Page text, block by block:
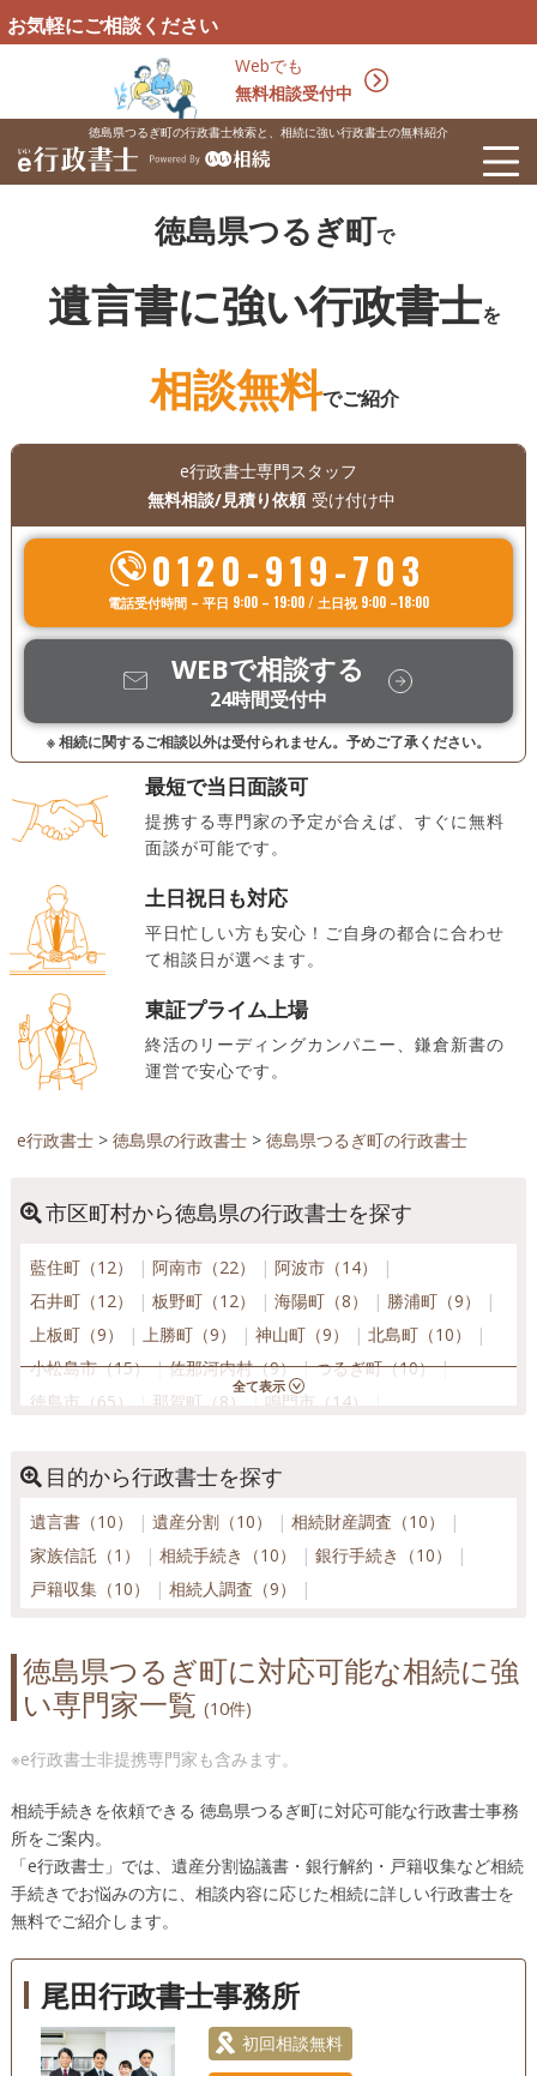
Webでも
無料相談受付中
ください
徳島県つるぎ町の行政書士検索と、相続に強い行政書士の無料紹介
徳島県つるぎ町で
遺言書に強い行政書士を
相談無料でご紹介
e行政書士専門スタッフ
無料相談/見積り依頼 受け付け中
0120-919-703
電話受付時間 – 平日 9:00 – 19:00 / 土日祝 9:00 –18:00
WEBで相談する
24時間受付中
※ 相続に関するご相談以外は受付られません。予めご了承ください。
最短で当日面談可
提携する専門家の予定が合えば、すぐに無料
面談が可能です。
土日祝日も対応
平日忙しい方も安心！ご自身の都合に合わせ
て相談日が選べます。
東証プライム上場
終活のリーディングカンパニー、鎌倉新書の
運営で安心です。
e行政書士> 徳島県の行政書士> 徳島県つるぎ町の行政書士
市区町村から徳島県の行政書士を探す
藍住町（12） 阿南市（22）
阿波市（14）
石井町（12）
板野町（12） 海陽町（8）
勝浦町（9）
上板町（9）
上勝町（9） 神山町（9）
北島町（10）
小松島市（15）
佐那河内村（9）
つるぎ町（10）
徳島市（65）
那賀町（8）
鳴門市（14）
美馬市（14）
三好市（9）
牟岐町（8）
目的から行政書士を探す
遺言書（10） 遺産分割（10）
相続財産調査（10）
家族信託（1）
相続手続き（10）
銀行手続き（10）
戸籍収集（10）
相続人調査（9）
徳島県つるぎ町に対応可能な相続に強
い専門家一覧 (10件)
※e行政書士非提携専門家も含みます。
相続手続きを依頼できる 徳島県つるぎ町に対応可能な行政書士事務
所をご案内。
「e行政書士」では、遺産分割協議書・銀行解約・戸籍収集など相続
手続きでお悩みの方に、相談内容に応じた相続に詳しい行政書士を
無料でご紹介します。
尾田行政書士事務所
初回相談無料